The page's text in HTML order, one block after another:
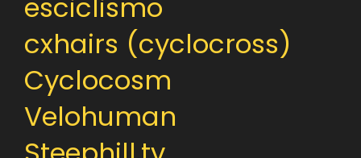
esciclismo
cxhairs (cyclocross)
Cyclocosm
Velohuman